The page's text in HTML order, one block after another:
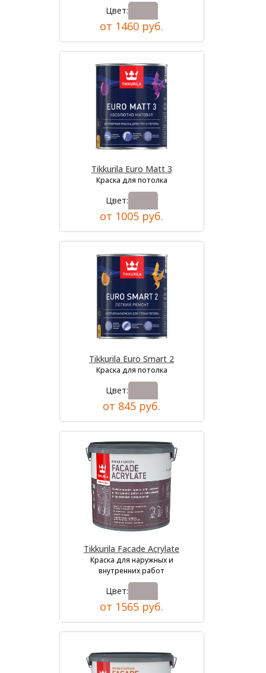
Цвет:
от 1460 руб.
Tikkurila Euro Matt 3
Краска для потолка
Цвет:
от 1005 руб.
Tikkurila Euro Smart 2
Краска для потолка
Цвет:
от 845 руб.
Tikkurila Facade Acrylate
Краска для наружных и
внутренних работ
Цвет:
от 1565 руб.